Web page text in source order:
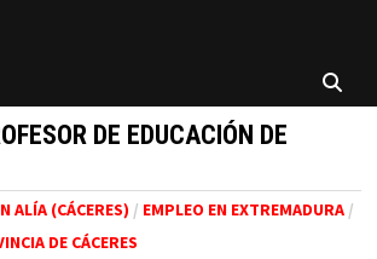
DE EDUCACIÓN DE
ALÍA (CÁCERES) / EMPLEO EN EXTREMADURA/
DE CÁCERES